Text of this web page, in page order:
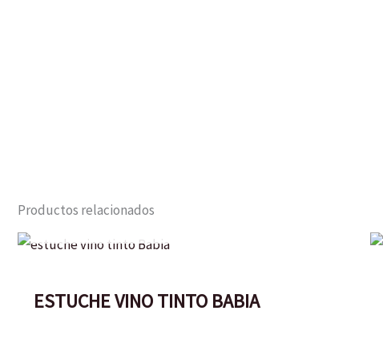
Productos relacionados
ESTUCHE VINO TINTO BABIA